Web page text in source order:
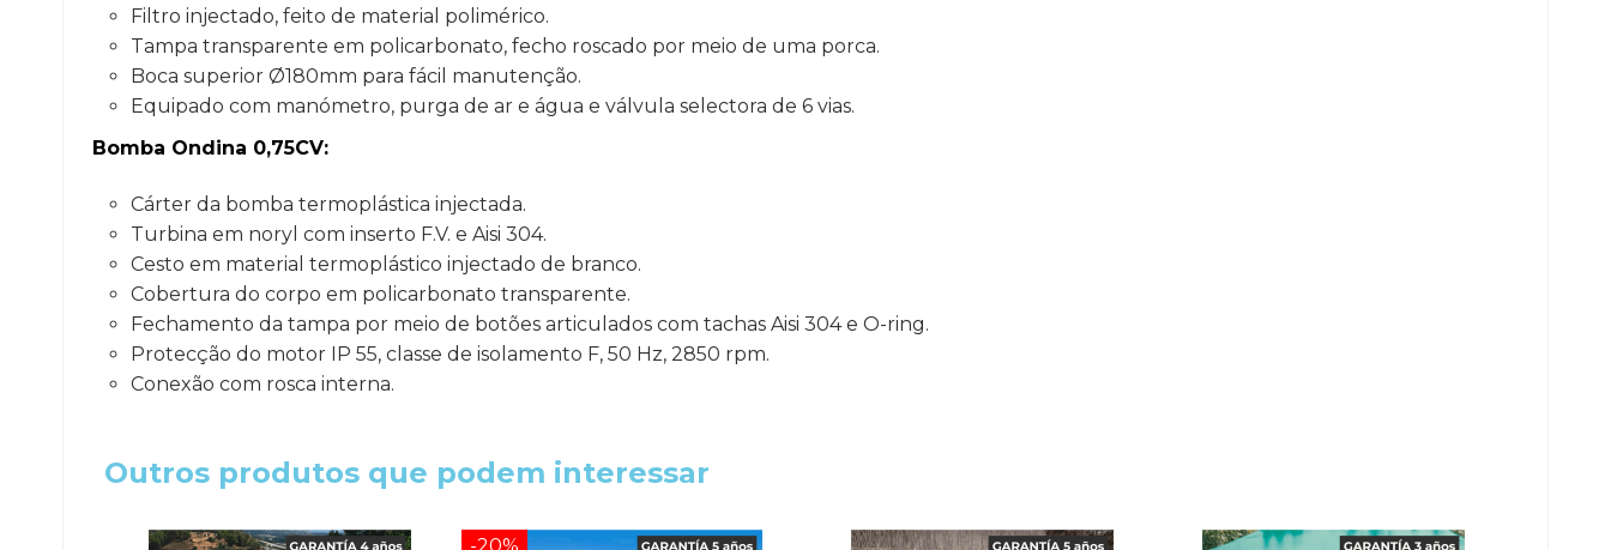
Filtro injectado, feito de material polimérico.
Tampa transparente em policarbonato, fecho roscado por meio de uma porca.
Boca superior Ø180mm para fácil manutenção.
Equipado com manómetro, purga de ar e água e válvula selectora de 6 vias.
Bomba Ondina 0,75CV:
Cárter da bomba termoplástica injectada.
Turbina em noryl com inserto F.V. e Aisi 304.
Cesto em material termoplástico injectado de branco.
Cobertura do corpo em policarbonato transparente.
Fechamento da tampa por meio de botões articulados com tachas Aisi 304 e O-ring.
Protecção do motor IP 55, classe de isolamento F, 50 Hz, 2850 rpm.
Conexão com rosca interna.
Outros produtos que podem interessar